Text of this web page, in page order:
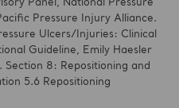
Panel, National Pressure
Pressure Injury Alliance.
Ulcers/Injuries: Clinical
Guideline, Emily Haesler
8: Repositioning and
5.6 Repositioning